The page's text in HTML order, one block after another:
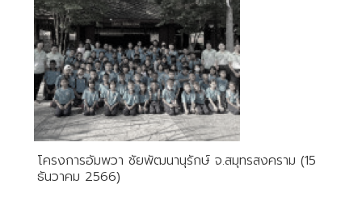
โครงการอัมพวา ชัยพัฒนานุรักษ์ จ.สมุทรสงคราม (15
ธันวาคม 2566)